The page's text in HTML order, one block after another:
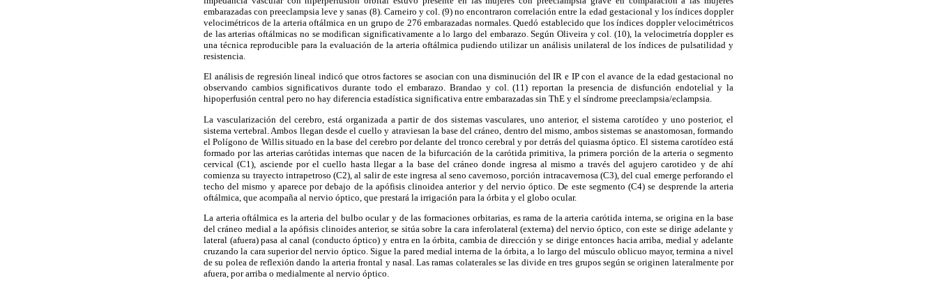
embarazadas con preeclampsia leve y sanas (8). Carneiro y col. (9) no encontraron correlación entre la edad gestacional y los índices doppler
velocimétricos de la arteria oftálmica en un grupo de 276 embarazadas normales. Quedó establecido que los índices doppler velocimétricos
de las arterias oftálmicas no se modifican significativamente a lo largo del embarazo. Según Oliveira y col. (10), la velocimetría doppler es
una técnica reproducible para la evaluación de la arteria oftálmica pudiendo utilizar un análisis unilateral de los índices de pulsatilidad y
resistencia.
El análisis de regresión lineal indicó que otros factores se asocian con una disminución del IR e IP con el avance de la edad gestacional no
observando cambios significativos durante todo el embarazo. Brandao y col. (11) reportan la presencia de disfunción endotelial y la
hipoperfusión central pero no hay diferencia estadística significativa entre embarazadas sin ThE y el síndrome preeclampsia/eclampsia.
La vascularización del cerebro, está organizada a partir de dos sistemas vasculares, uno anterior, el sistema carotídeo y uno posterior, el
sistema vertebral. Ambos llegan desde el cuello y atraviesan la base del cráneo, dentro del mismo, ambos sistemas se anastomosan, formando
el Polígono de Willis situado en la base del cerebro por delante del tronco cerebral y por detrás del quiasma óptico. El sistema carotídeo está
formado por las arterias carótidas internas que nacen de la bifurcación de la carótida primitiva, la primera porción de la arteria o segmento
cervical (C1), asciende por el cuello hasta llegar a la base del cráneo donde ingresa al mismo a través del agujero carotideo y de ahí
comienza su trayecto intrapetroso (C2), al salir de este ingresa al seno cavernoso, porción intracavernosa (C3), del cual emerge perforando el
techo del mismo y aparece por debajo de la apófisis clinoidea anterior y del nervio óptico. De este segmento (C4) se desprende la arteria
oftálmica, que acompaña al nervio óptico, que prestará la irrigación para la órbita y el globo ocular.
La arteria oftálmica es la arteria del bulbo ocular y de las formaciones orbitarias, es rama de la arteria carótida interna, se origina en la base
del cráneo medial a la apófisis clinoides anterior, se sitúa sobre la cara inferolateral (externa) del nervio óptico, con este se dirige adelante y
lateral (afuera) pasa al canal (conducto óptico) y entra en la órbita, cambia de dirección y se dirige entonces hacia arriba, medial y adelante
cruzando la cara superior del nervio óptico. Sigue la pared medial interna de la órbita, a lo largo del músculo oblicuo mayor, termina a nivel
de su polea de reflexión dando la arteria frontal y nasal. Las ramas colaterales se las divide en tres grupos según se originen lateralmente por
afuera, por arriba o medialmente al nervio óptico.